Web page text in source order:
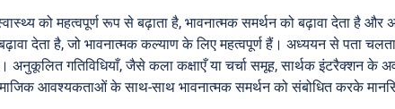
को महत्वपूर्ण रूप से बढ़ाता है, भावनात्मक समर्थन को बढ़ावा देता है
देता है, जो भावनात्मक कल्याण के लिए महत्वपूर्ण हैं। अध्ययन से पता
गतिविधियाँ, जैसे कला कक्षाएँ या चर्चा समूह, सार्थक इंटरैक्शन के
आवश्यकताओं के साथ-साथ भावनात्मक समर्थन को संबोधित करके